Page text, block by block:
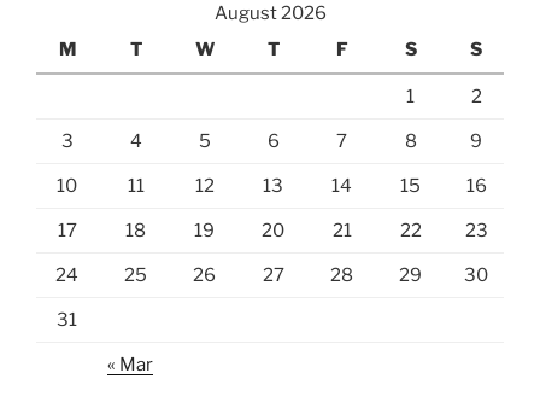
August 2026
M
T W T F S S
1 2
3 4 5 6 7 8 9
10 11 12 13 14 15 16
17 18 19 20 21 22 23
24 25 26 27 28 29 30
31
« Mar